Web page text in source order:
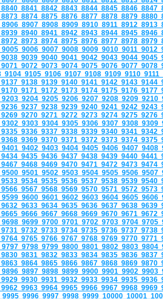
8840 8841 8842 8843 8844 8845 8846 8847
8873 8874 8875 8876 8877 8878 8879 8880
8906 8907 8908 8909 8910 8911 8912 8913
8939 8940 8941 8942 8943 8944 8945 8946
8972 8973 8974 8975 8976 8977 8978 8979
9005 9006 9007 9008 9009 9010 9011 9012
9038 9039 9040 9041 9042 9043 9044 9045
9071 9072 9073 9074 9075 9076 9077 9078
9104 9105 9106 9107 9108 9109 9110 9111
9137 9138 9139 9140 9141 9142 9143 9144
9170 9171 9172 9173 9174 9175 9176 9177
9203 9204 9205 9206 9207 9208 9209 9210
9236 9237 9238 9239 9240 9241 9242 9243
9269 9270 9271 9272 9273 9274 9275 9276
9302 9303 9304 9305 9306 9307 9308 9309
9335 9336 9337 9338 9339 9340 9341 9342
9368 9369 9370 9371 9372 9373 9374 9375
9401 9402 9403 9404 9405 9406 9407 9408
9434 9435 9436 9437 9438 9439 9440 9441
9467 9468 9469 9470 9471 9472 9473 9474
9500 9501 9502 9503 9504 9505 9506 9507
9533 9534 9535 9536 9537 9538 9539 9540
9566 9567 9568 9569 9570 9571 9572 9573
9599 9600 9601 9602 9603 9604 9605 9606
9632 9633 9634 9635 9636 9637 9638 9639
9665 9666 9667 9668 9669 9670 9671 9672
9698 9699 9700 9701 9702 9703 9704 9705
9731 9732 9733 9734 9735 9736 9737 9738
9764 9765 9766 9767 9768 9769 9770 9771
9797 9798 9799 9800 9801 9802 9803 9804
9830 9831 9832 9833 9834 9835 9836 9837
9863 9864 9865 9866 9867 9868 9869 9870
9896 9897 9898 9899 9900 9901 9902 9903
9929 9930 9931 9932 9933 9934 9935 9936
9962 9963 9964 9965 9966 9967 9968 9969
9995 9996 9997 9998 9999 10000 10001